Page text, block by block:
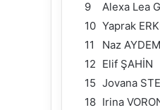
9
Alexa Lea
10 Yaprak
11
Naz
12 Elif ŞAHİN
15 Jovana
18 Irina